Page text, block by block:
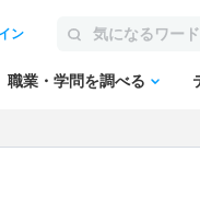
ン
職業・学問を調べる